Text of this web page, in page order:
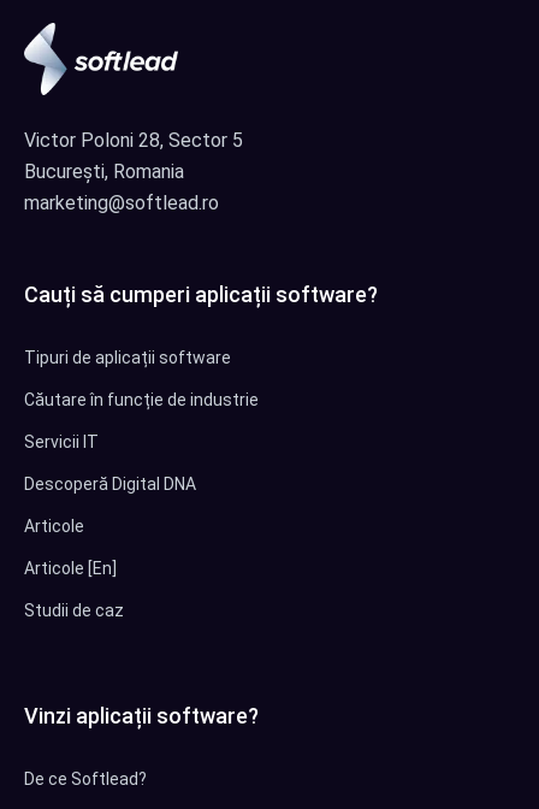
Victor Poloni 28, Sector 5
București, Romania
marketing@softlead.ro
Cauți să cumperi aplicații software?
Tipuri de aplicații software
Căutare în funcție de industrie
Servicii IT
Descoperă Digital DNA
Articole
Articole [En]
Studii de caz
Vinzi aplicații software?
De ce Softlead?